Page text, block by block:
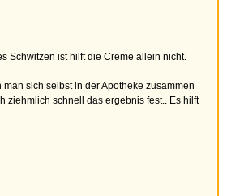
Schwitzen ist hilft die Creme allein nicht.
sich selbst in der Apotheke zusammen
ziehmlich schnell das ergebnis fest.. Es hilft